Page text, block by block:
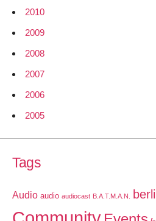
2010
2009
2008
2007
2006
2005
Tags
Audio audio audiocast B.A.T.M.A.N.